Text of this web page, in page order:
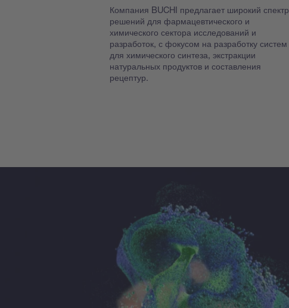
Компания BUCHI предлагает широкий спектр
решений для фармацевтического и
химического сектора исследований и
разработок, с фокусом на разработку систем
для химического синтеза, экстракции
натуральных продуктов и составления
рецептур.